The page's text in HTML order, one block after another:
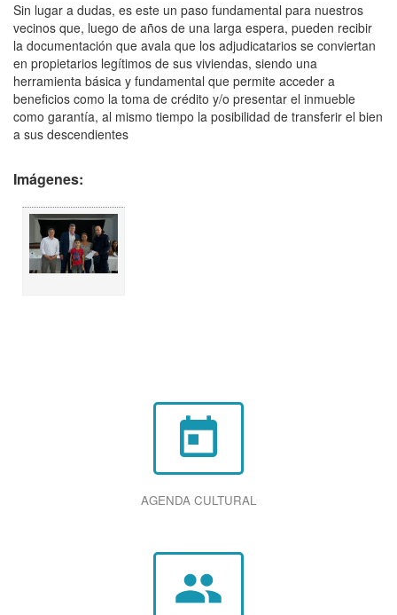
Sin lugar a dudas, es este un paso fundamental para nuestros
vecinos que, luego de años de una larga espera, pueden recibir
la documentación que avala que los adjudicatarios se conviertan
en propietarios legítimos de sus viviendas, siendo una
herramienta básica y fundamental que permite acceder a
beneficios como la toma de crédito y/o presentar el inmueble
como garantía, al mismo tiempo la posibilidad de transferir el bien
a sus descendientes
Imágenes:
today
AGENDA CULTURAL
group